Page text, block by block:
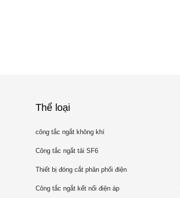
Thể loại
công tắc ngắt không khí
Công tắc ngắt tải SF6
Thiết bị đóng cắt phân phối điện
Công tắc ngắt kết nối điện áp